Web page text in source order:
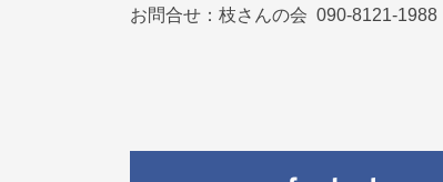
お問合せ：枝さんの会 090-8121-1988